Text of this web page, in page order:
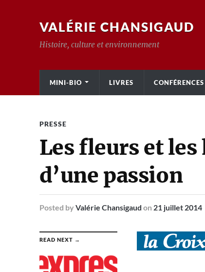
VALÉRIE CHANSIGAUD
Histoire, culture et environnement
MINI-BIO LIVRES CONFÉRENCES
PRESSE
Les fleurs et
d’une passion
Posted by Valérie Chansigaud on 21 juillet 2014
READ NEXT →